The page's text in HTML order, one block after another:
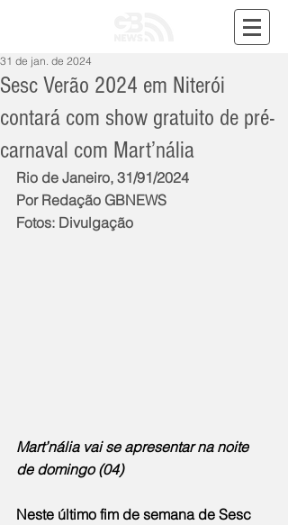
Sesc Verão 2024 em Niterói
contará com show gratuito de pré-
carnaval com Mart’nália
31 de jan. de 2024
Rio de Janeiro, 31/91/2024
Por Redação GBNEWS
Fotos: Divulgação
Mart’nália vai se apresentar na noite
de domingo (04)
Neste último fim de semana de Sesc